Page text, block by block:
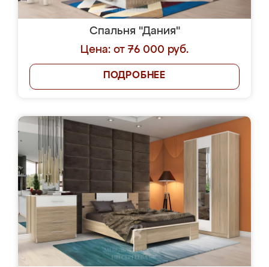
Спальня "Дания"
Цена: от 76 000 руб.
ПОДРОБНЕЕ